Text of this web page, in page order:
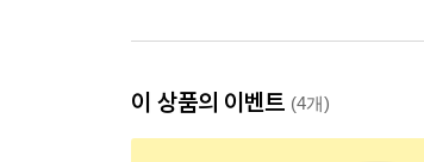
이 상품의 이벤트 (4개)